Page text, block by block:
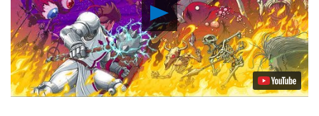
Lancer
la
vidéo